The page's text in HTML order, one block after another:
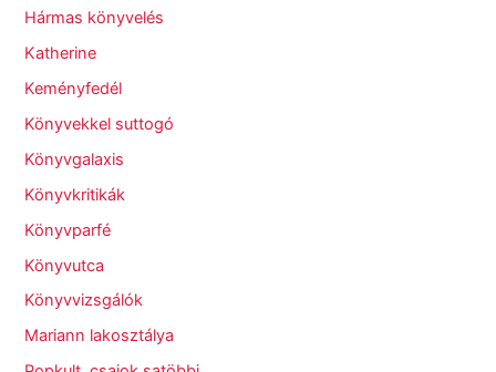
Hármas könyvelés
Katherine
Keményfedél
Könyvekkel suttogó
Könyvgalaxis
Könyvkritikák
Könyvparfé
Könyvutca
Könyvvizsgálók
Mariann lakosztálya